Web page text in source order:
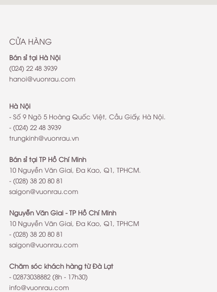
CỬA HÀNG
Bán sỉ tại Hà Nội
(024) 22 48 3939
hanoi@vuonrau.com
Hà Nội
- Số 9 Ngõ 5 Hoàng Quốc Việt, Cầu Giấy, Hà Nội.
- (024) 22 48 3939
trungkinh@vuonrau.vn
Bán sỉ tại TP Hồ Chí Minh
10 Nguyễn Văn Giai, Đa Kao, Q1, TPHCM.
- (028) 38 20 80 81
saigon@vuonrau.com
Nguyễn Văn Giai - TP Hồ Chí Minh
10 Nguyễn Văn Giai, Đa Kao, Q1, TPHCM
- (028) 38 20 80 81
saigon@vuonrau.com
Chăm sóc khách hàng từ Đà Lạt
- 02873038882 (8h - 17h30)
info@vuonrau.com